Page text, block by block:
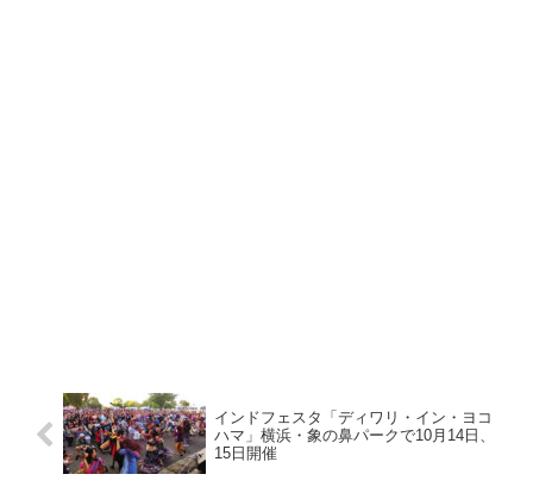
インドフェスタ「ディワリ・イン・ヨコ
ハマ」横浜・象の鼻パークで10月14日、
15日開催